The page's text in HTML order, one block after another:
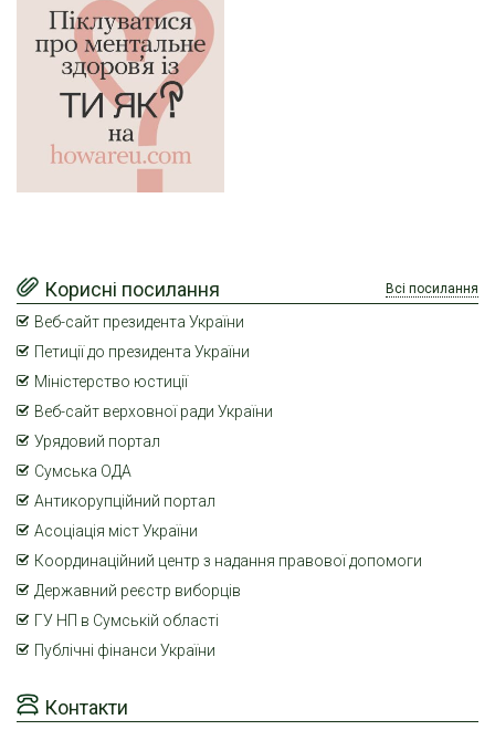
Контакти
Корисні посилання Всі посилання
Веб-сайт президента України
Петиції до президента України
Міністерство юстиції
Веб-сайт верховної ради України
Урядовий портал
Сумська ОДА
Антикорупційний портал
Асоціація міст України
Координаційний центр з надання правової допомоги
Державний реєстр виборців
ГУ НП в Сумській області
Публічні фінанси України